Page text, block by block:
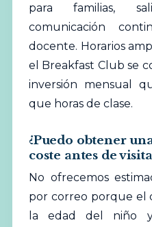
para familias,
comunicación
docente. Horarios
el Breakfast Club se
inversión mensual
que horas de clase.
¿Puedo obtener
coste antes de
No ofrecemos
por correo porque el
la edad del niño